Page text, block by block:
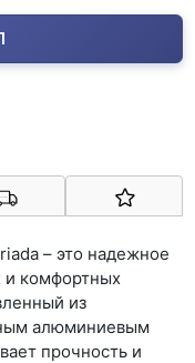
– это надежное
и комфортных
из
алюминиевым
прочность и